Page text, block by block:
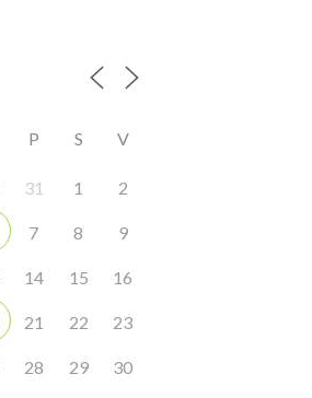
P S V
31 1 2
7 8 9
14 15 16
21 22 23
28 29 30